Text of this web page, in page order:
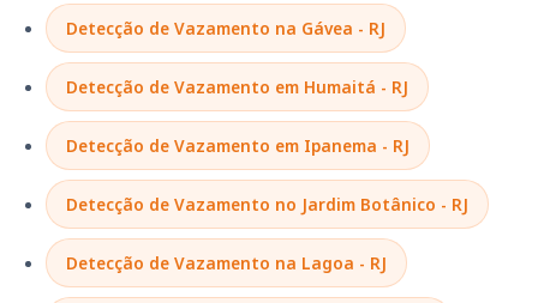
Detecção de Vazamento na Gávea - RJ
Detecção de Vazamento em Humaitá - RJ
Detecção de Vazamento em Ipanema - RJ
Detecção de Vazamento no Jardim Botânico - RJ
Detecção de Vazamento na Lagoa - RJ